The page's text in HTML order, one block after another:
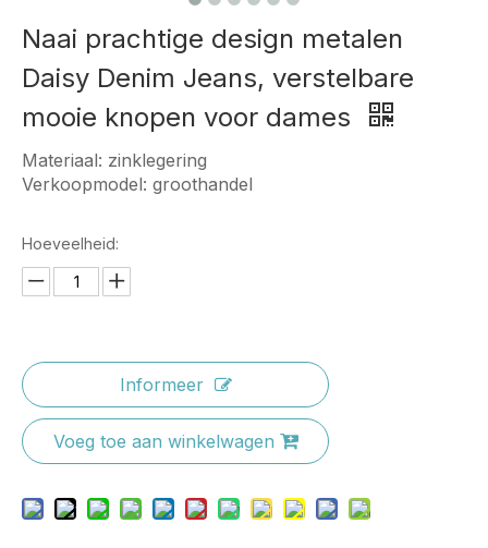
Naai prachtige design metalen
Daisy Denim Jeans, verstelbare
mooie knopen voor dames
Materiaal: zinklegering
Verkoopmodel: groothandel
Hoeveelheid:
Informeer
Voeg toe aan winkelwagen